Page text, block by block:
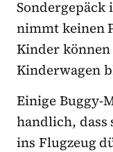
Sondergepäck
nimmt keinen
Kinder können
Kinderwagen
Einige Buggy-
handlich, dass
ins Flugzeug